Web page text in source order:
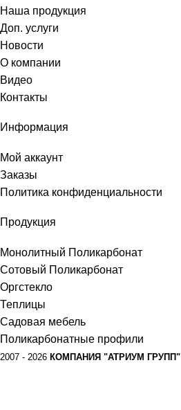
Наша продукция
Доп. услуги
Новости
О компании
Видео
Контакты
Информация
Мой аккаунт
Заказы
Политика конфиденциальности
Продукция
Монолитный Поликарбонат
Сотовый Поликарбонат
Оргстекло
Теплицы
Садовая мебель
Поликарбонатные профили
2007 - 2026 КОМПАНИЯ "АТРИУМ ГРУПП"